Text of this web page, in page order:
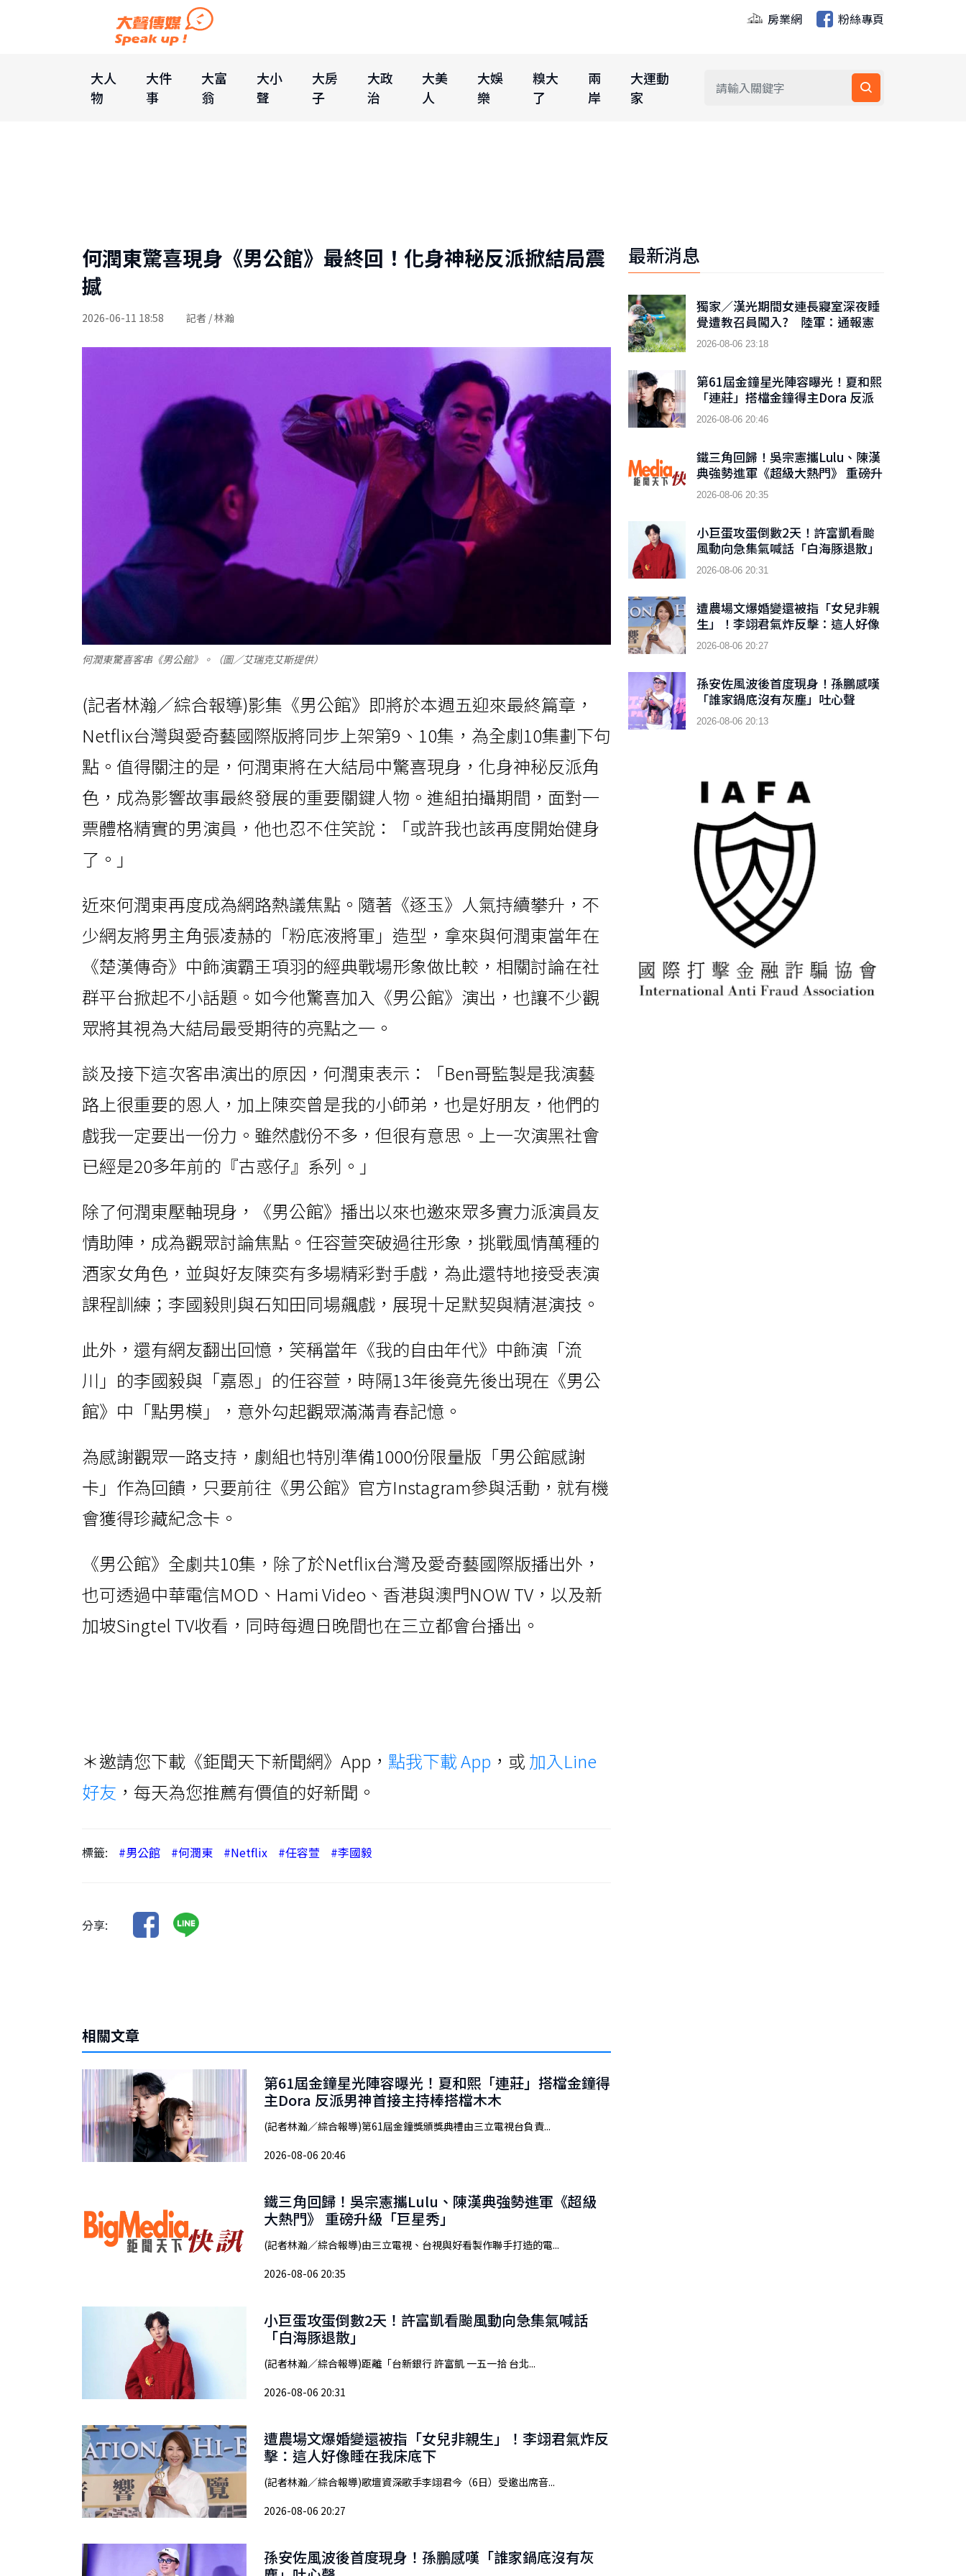
房業網 粉絲專頁
大人
物
大件
事
大富
翁
大小
聲
大房
子
大政
治
大美
人
大娛
樂
糗大
了
兩
岸
大運動
家
何潤東驚喜現身《男公館》最終回！化身神秘反派掀結局震
撼
2026-06-11 18:58 記者 / 林瀚
何潤東驚喜客串《男公館》。（圖／艾瑞克艾斯提供）
(記者林瀚／綜合報導)影集《男公館》即將於本週五迎來最終篇章，
Netflix台灣與愛奇藝國際版將同步上架第9、10集，為全劇10集劃下句
點。值得關注的是，何潤東將在大結局中驚喜現身，化身神秘反派角
色，成為影響故事最終發展的重要關鍵人物。進組拍攝期間，面對一
票體格精實的男演員，他也忍不住笑說：「或許我也該再度開始健身
了。」
近來何潤東再度成為網路熱議焦點。隨著《逐玉》人氣持續攀升，不
少網友將男主角張凌赫的「粉底液將軍」造型，拿來與何潤東當年在
《楚漢傳奇》中飾演霸王項羽的經典戰場形象做比較，相關討論在社
群平台掀起不小話題。如今他驚喜加入《男公館》演出，也讓不少觀
眾將其視為大結局最受期待的亮點之一。
談及接下這次客串演出的原因，何潤東表示：「Ben哥監製是我演藝
路上很重要的恩人，加上陳奕曾是我的小師弟，也是好朋友，他們的
戲我一定要出一份力。雖然戲份不多，但很有意思。上一次演黑社會
已經是20多年前的『古惑仔』系列。」
除了何潤東壓軸現身，《男公館》播出以來也邀來眾多實力派演員友
情助陣，成為觀眾討論焦點。任容萱突破過往形象，挑戰風情萬種的
酒家女角色，並與好友陳奕有多場精彩對手戲，為此還特地接受表演
課程訓練；李國毅則與石知田同場飆戲，展現十足默契與精湛演技。
此外，還有網友翻出回憶，笑稱當年《我的自由年代》中飾演「流
川」的李國毅與「嘉恩」的任容萱，時隔13年後竟先後出現在《男公
館》中「點男模」，意外勾起觀眾滿滿青春記憶。
為感謝觀眾一路支持，劇組也特別準備1000份限量版「男公館感謝
卡」作為回饋，只要前往《男公館》官方Instagram參與活動，就有機
會獲得珍藏紀念卡。
《男公館》全劇共10集，除了於Netflix台灣及愛奇藝國際版播出外，
也可透過中華電信MOD、Hami Video、香港與澳門NOW TV，以及新
加坡Singtel TV收看，同時每週日晚間也在三立都會台播出。
＊邀請您下載《鉅聞天下新聞網》App， 點我下載 App ，或 加入Line
好友 ，每天為您推薦有價值的好新聞。
標籤: #男公館 #何潤東 #Netflix #任容萱 #李國毅
分享:
相關文章
第61屆金鐘星光陣容曝光！夏和熙「連莊」搭檔金鐘得
主Dora 反派男神首接主持棒搭檔木木
(記者林瀚／綜合報導)第61屆金鐘獎頒獎典禮由三立電視台負責...
2026-08-06 20:46
鐵三角回歸！吳宗憲攜Lulu、陳漢典強勢進軍《超級
大熱門》 重磅升級「巨星秀」
(記者林瀚／綜合報導)由三立電視、台視與好看製作聯手打造的電...
2026-08-06 20:35
小巨蛋攻蛋倒數2天！許富凱看颱風動向急集氣喊話
「白海豚退散」
(記者林瀚／綜合報導)距離「台新銀行 許富凱 一五一拾 台北...
2026-08-06 20:31
遭農場文爆婚變還被指「女兒非親生」！李翊君氣炸反
擊：這人好像睡在我床底下
(記者林瀚／綜合報導)歌壇資深歌手李翊君今（6日）受邀出席音...
2026-08-06 20:27
孫安佐風波後首度現身！孫鵬感嘆「誰家鍋底沒有灰
最新消息
獨家／漢光期間女連長寢室深夜睡
覺遭教召員闖入? 陸軍：通報憲
兵隊偵辦
2026-08-06 23:18
第61屆金鐘星光陣容曝光！夏和熙
「連莊」搭檔金鐘得主Dora 反派
男神首接主持棒搭檔木木
2026-08-06 20:46
鐵三角回歸！吳宗憲攜Lulu、陳漢
典強勢進軍《超級大熱門》 重磅升
級「巨星秀」
2026-08-06 20:35
小巨蛋攻蛋倒數2天！許富凱看颱
風動向急集氣喊話「白海豚退散」
2026-08-06 20:31
遭農場文爆婚變還被指「女兒非親
生」！李翊君氣炸反擊：這人好像
睡在我床底下
2026-08-06 20:27
孫安佐風波後首度現身！孫鵬感嘆
「誰家鍋底沒有灰塵」吐心聲
2026-08-06 20:13